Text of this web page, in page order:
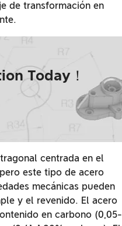
de transformación en
Today！
centrada en el
este tipo de acero
mecánicas pueden
y el revenido. El acero
en carbono (0,05-